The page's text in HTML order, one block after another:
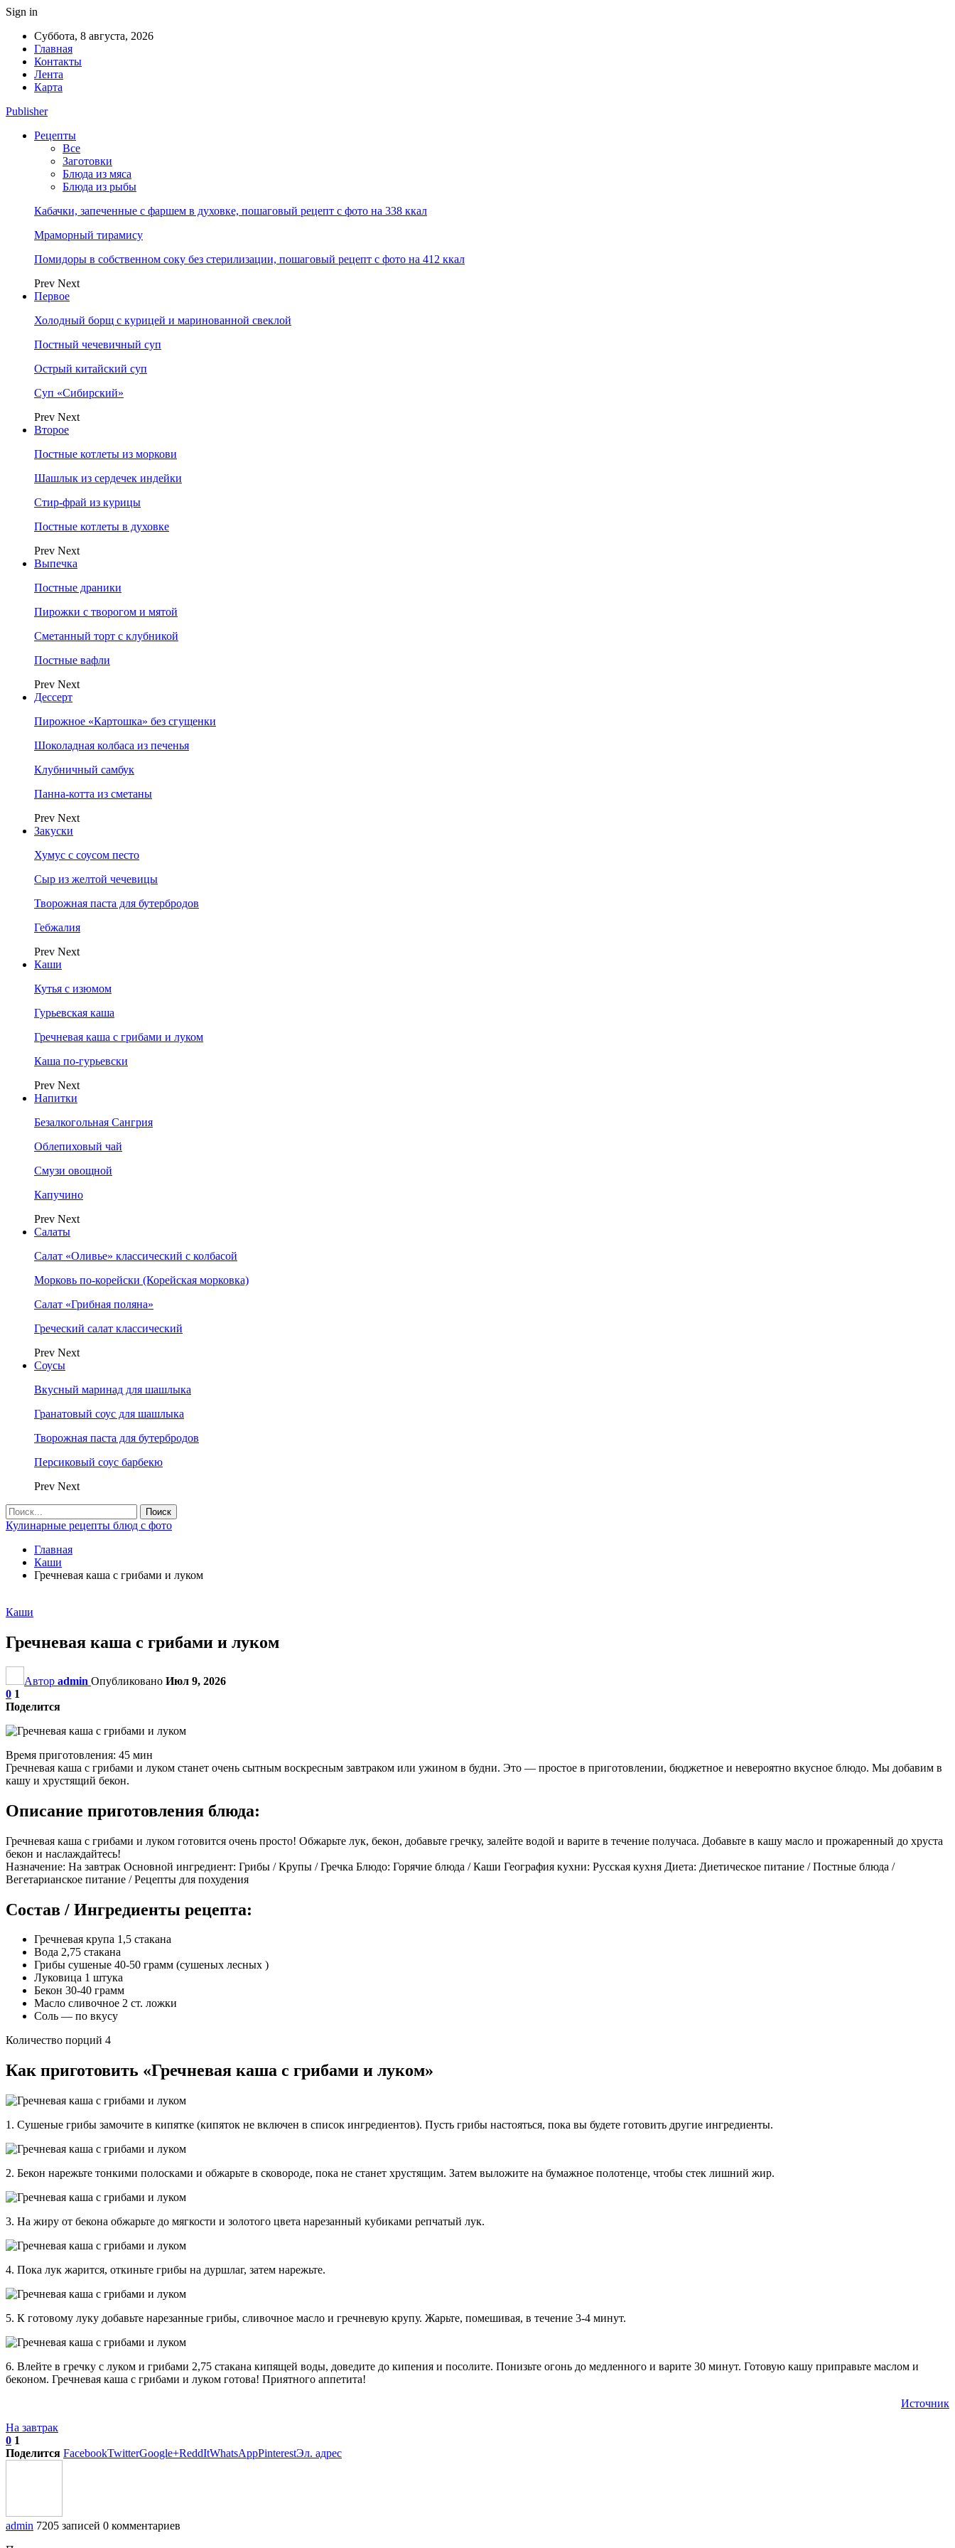
Sign in
Суббота, 8 августа, 2026
Главная
Контакты
Лента
Карта
Publisher
Рецепты
Все
Заготовки
Блюда из мяса
Блюда из рыбы
Кабачки, запеченные с фаршем в духовке, пошаговый рецепт с фото на 338 ккал
Мраморный тирамису
Помидоры в собственном соку без стерилизации, пошаговый рецепт с фото на 412 ккал
Prev Next
Первое
Холодный борщ с курицей и маринованной свеклой
Постный чечевичный суп
Острый китайский суп
Суп «Сибирский»
Prev Next
Второе
Постные котлеты из моркови
Шашлык из сердечек индейки
Стир-фрай из курицы
Постные котлеты в духовке
Prev Next
Выпечка
Постные драники
Пирожки с творогом и мятой
Сметанный торт с клубникой
Постные вафли
Prev Next
Дессерт
Пирожное «Картошка» без сгущенки
Шоколадная колбаса из печенья
Клубничный самбук
Панна-котта из сметаны
Prev Next
Закуски
Хумус с соусом песто
Сыр из желтой чечевицы
Творожная паста для бутербродов
Гебжалия
Prev Next
Каши
Кутья с изюмом
Гурьевская каша
Гречневая каша с грибами и луком
Каша по-гурьевски
Prev Next
Напитки
Безалкогольная Сангрия
Облепиховый чай
Смузи овощной
Капучино
Prev Next
Салаты
Салат «Оливье» классический с колбасой
Морковь по-корейски (Корейская морковка)
Салат «Грибная поляна»
Греческий салат классический
Prev Next
Соусы
Вкусный маринад для шашлыка
Гранатовый соус для шашлыка
Творожная паста для бутербродов
Персиковый соус барбекю
Prev Next
Кулинарные рецепты блюд с фото
Главная
Каши
Гречневая каша с грибами и луком
Каши
Гречневая каша с грибами и луком
Автор admin Опубликовано Июл 9, 2026
0 1
Поделится
Время приготовления: 45 мин
Гречневая каша с грибами и луком станет очень сытным воскресным завтраком или ужином в будни. Это — простое в приготовлении, бюджетное и невероятно вкусное блюдо. Мы добавим в
кашу и хрустящий бекон.
Описание приготовления блюда:
Гречневая каша с грибами и луком готовится очень просто! Обжарьте лук, бекон, добавьте гречку, залейте водой и варите в течение получаса. Добавьте в кашу масло и прожаренный до хруста
бекон и наслаждайтесь!
Назначение: На завтрак Основной ингредиент: Грибы / Крупы / Гречка Блюдо: Горячие блюда / Каши География кухни: Русская кухня Диета: Диетическое питание / Постные блюда /
Вегетарианское питание / Рецепты для похудения
Состав / Ингредиенты рецепта:
Гречневая крупа 1,5 стакана
Вода 2,75 стакана
Грибы сушеные 40-50 грамм (сушеных лесных )
Луковица 1 штука
Бекон 30-40 грамм
Масло сливочное 2 ст. ложки
Соль — по вкусу
Количество порций 4
Как приготовить «Гречневая каша с грибами и луком»
1. Сушеные грибы замочите в кипятке (кипяток не включен в список ингредиентов). Пусть грибы настояться, пока вы будете готовить другие ингредиенты.
2. Бекон нарежьте тонкими полосками и обжарьте в сковороде, пока не станет хрустящим. Затем выложите на бумажное полотенце, чтобы стек лишний жир.
3. На жиру от бекона обжарьте до мягкости и золотого цвета нарезанный кубиками репчатый лук.
4. Пока лук жарится, откиньте грибы на дуршлаг, затем нарежьте.
5. К готовому луку добавьте нарезанные грибы, сливочное масло и гречневую крупу. Жарьте, помешивая, в течение 3-4 минут.
6. Влейте в гречку с луком и грибами 2,75 стакана кипящей воды, доведите до кипения и посолите. Понизьте огонь до медленного и варите 30 минут. Готовую кашу приправьте маслом и
беконом. Гречневая каша с грибами и луком готова! Приятного аппетита!
Источник
На завтрак
0 1
Поделится FacebookTwitterGoogle+ReddItWhatsAppPinterestЭл. адрес
admin 7205 записей 0 комментариев